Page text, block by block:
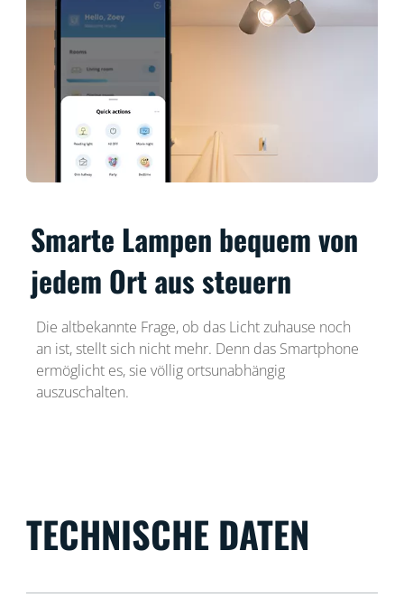
Smarte Lampen bequem von
jedem Ort aus steuern
Die altbekannte Frage, ob das Licht zuhause noch
an ist, stellt sich nicht mehr. Denn das Smartphone
ermöglicht es, sie völlig ortsunabhängig
auszuschalten.
TECHNISCHE DATEN